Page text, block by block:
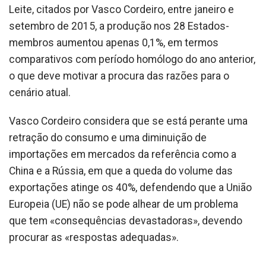
Leite, citados por Vasco Cordeiro, entre janeiro e
setembro de 2015, a produção nos 28 Estados-
membros aumentou apenas 0,1%, em termos
comparativos com período homólogo do ano anterior,
o que deve motivar a procura das razões para o
cenário atual.
Vasco Cordeiro considera que se está perante uma
retração do consumo e uma diminuição de
importações em mercados da referência como a
China e a Rússia, em que a queda do volume das
exportações atinge os 40%, defendendo que a União
Europeia (UE) não se pode alhear de um problema
que tem «consequências devastadoras», devendo
procurar as «respostas adequadas».